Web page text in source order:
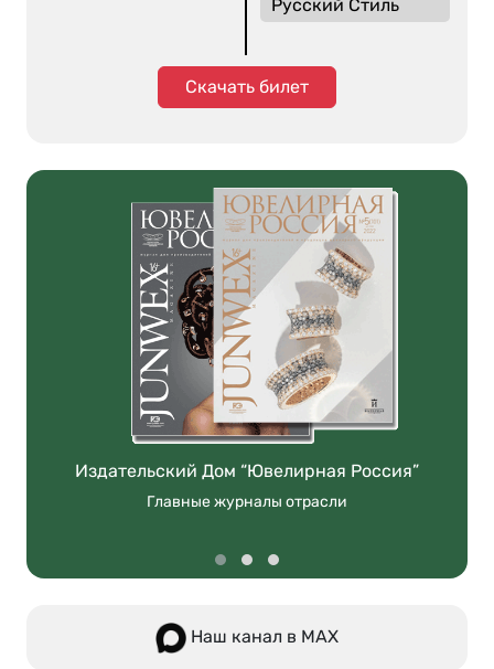
Русский Стиль
Скачать билет
Издательский Дом “Ювелирная Россия”
Главные журналы отрасли
Наш канал в МАХ